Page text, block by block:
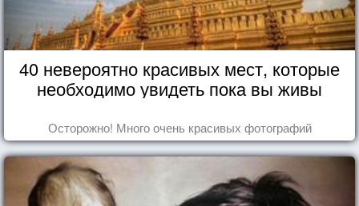
40 невероятно красивых мест, которые
необходимо увидеть пока вы живы
Осторожно! Много очень красивых фотографий